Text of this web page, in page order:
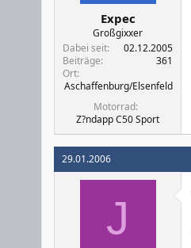
Expec
Großgixxer
Dabei seit
02.12.2005
Beiträge
361
Ort
Aschaffenburg/Elsenfeld
Motorrad
Z?ndapp C50 Sport
29.01.2006
J